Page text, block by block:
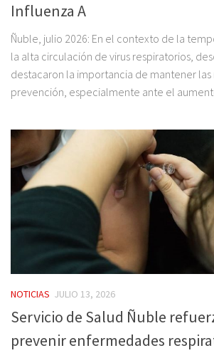
Influenza A
Ñuble, julio 2026: En el contexto de la
la alta circulación de virus respiratorios,
destacaron la importancia de mantener
prevención, especialmente ante el
NOTICIAS JULIO 13, 2026
Servicio de Salud Ñuble
prevenir enfermedades